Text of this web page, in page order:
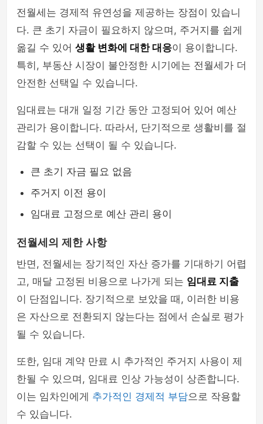
전월세는 경제적 유연성을 제공하는 장점이 있습니
다. 큰 초기 자금이 필요하지 않으며, 주거지를 쉽게
옮길 수 있어 생활 변화에 대한 대응이 용이합니다.
특히, 부동산 시장이 불안정한 시기에는 전월세가 더
안전한 선택일 수 있습니다.
임대료는 대개 일정 기간 동안 고정되어 있어 예산
관리가 용이합니다. 따라서, 단기적으로 생활비를 절
감할 수 있는 선택이 될 수 있습니다.
큰 초기 자금 필요 없음
주거지 이전 용이
임대료 고정으로 예산 관리 용이
전월세의 제한 사항
반면, 전월세는 장기적인 자산 증가를 기대하기 어렵
고, 매달 고정된 비용으로 나가게 되는 임대료 지출
이 단점입니다. 장기적으로 보았을 때, 이러한 비용
은 자산으로 전환되지 않는다는 점에서 손실로 평가
될 수 있습니다.
또한, 임대 계약 만료 시 추가적인 주거지 사용이 제
한될 수 있으며, 임대료 인상 가능성이 상존합니다.
이는 임차인에게 추가적인 경제적 부담으로 작용할
수 있습니다.